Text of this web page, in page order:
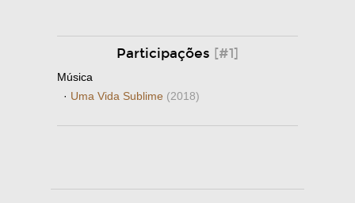
Participações [#1]
Música
· Uma Vida Sublime (2018)